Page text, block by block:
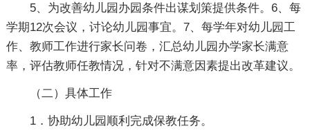
5、为改善幼儿园办园条件出谋划策提供条件。6、每
学期12次会议，讨论幼儿园事宜。7、每学年对幼儿园工
作、教师工作进行家长问卷，汇总幼儿园办学家长满意
率，评估教师任教情况，针对不满意因素提出改革建议。
（二）具体工作
1．协助幼儿园顺利完成保教任务。